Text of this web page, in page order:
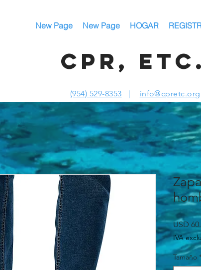
New Page New Page HOGAR
CPR, ETC.
(954) 529-8353 | info@cpretc.org
USD
IVA
Tamaño